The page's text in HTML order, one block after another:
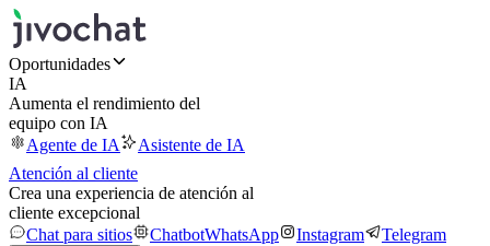
Oportunidades
IA
Aumenta el rendimiento del
equipo con IA
Agente de IA
Asistente de IA
Atención al cliente
Crea una experiencia de atención al
cliente excepcional
Chat para sitios
ChatbotWhatsApp Instagram Telegram